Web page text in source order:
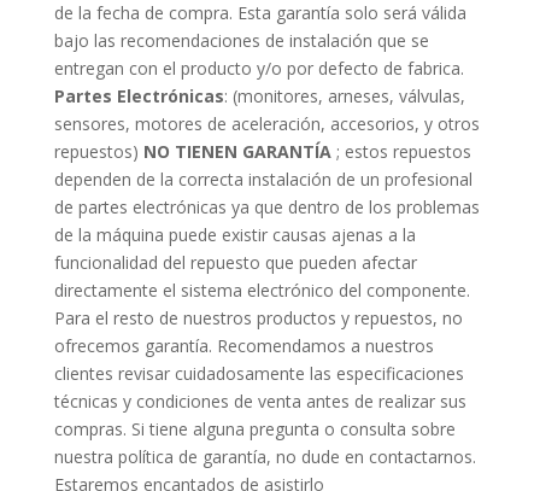
de la fecha de compra. Esta garantía solo será válida
bajo las recomendaciones de instalación que se
entregan con el producto y/o por defecto de fabrica.
Partes Electrónicas: (monitores, arneses, válvulas,
sensores, motores de aceleración, accesorios, y otros
repuestos) NO TIENEN GARANTÍA; estos repuestos
dependen de la correcta instalación de un profesional
de partes electrónicas ya que dentro de los problemas
de la máquina puede existir causas ajenas a la
funcionalidad del repuesto que pueden afectar
directamente el sistema electrónico del componente.
Para el resto de nuestros productos y repuestos, no
ofrecemos garantía. Recomendamos a nuestros
clientes revisar cuidadosamente las especificaciones
técnicas y condiciones de venta antes de realizar sus
compras. Si tiene alguna pregunta o consulta sobre
nuestra política de garantía, no dude en contactarnos.
Estaremos encantados de asistirlo